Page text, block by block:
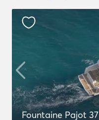
Fountaine Pajot 37